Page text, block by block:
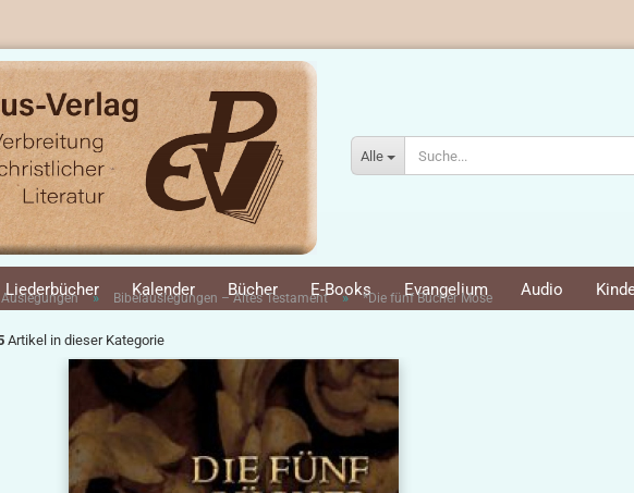
Alle
Liederbücher Kalender Bücher E-Books Evangelium Audio
Auslegungen » Bibelauslegungen – Altes Testament » *Die fünf Bücher Mose
Artikel in dieser Kategorie